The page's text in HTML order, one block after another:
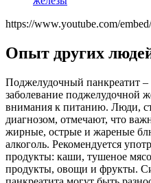
https://www.youtube.com/
Опыт других
Поджелудочный панкреатит –
заболевание поджелудочной
внимания к питанию. Люди,
диагнозом, отмечают, что
жирные, острые и жареные
алкоголь. Рекомендуется
продукты: каши, тушеное
продукты, овощи и фрукты.